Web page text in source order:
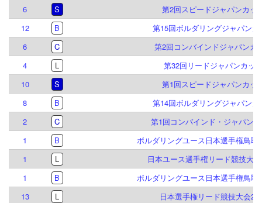
6
S
第2回スピードジャパンカッ
12
B
第15回ボルダリングジャパンカ
6
C
第2回コンバインドジャパンカ
4
L
第32回リードジャパンカッ
10
S
第1回スピードジャパンカッ
8
B
第14回ボルダリングジャパンカ
2
C
第1回コンバインド・ジャパン
1
B
ボルダリングユース日本選手権鳥取
1
L
日本ユース選手権リード競技大
1
B
ボルダリングユース日本選手権鳥取
13
L
日本選手権リード競技大会